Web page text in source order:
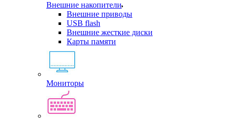
Внешние накопители
Внешние приводы
USB flash
Внешние жесткие диски
Карты памяти
Мониторы